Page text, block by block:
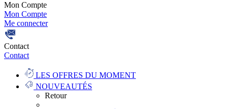
Mon Compte
Mon Compte
Me connecter
Contact
Contact
LES OFFRES DU MOMENT
NOUVEAUTÉS
Retour